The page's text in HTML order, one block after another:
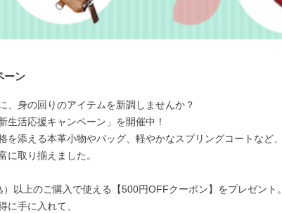
ーン
、身の回りのアイテムを新調しませんか？
生活応援キャンペーン」を開催中！
を添える本革小物やバッグ、軽やかなスプリングコートなど、
に取り揃えました。
以上のご購入で使える【500円OFFクーポン】をプレゼント。
に手に入れて、